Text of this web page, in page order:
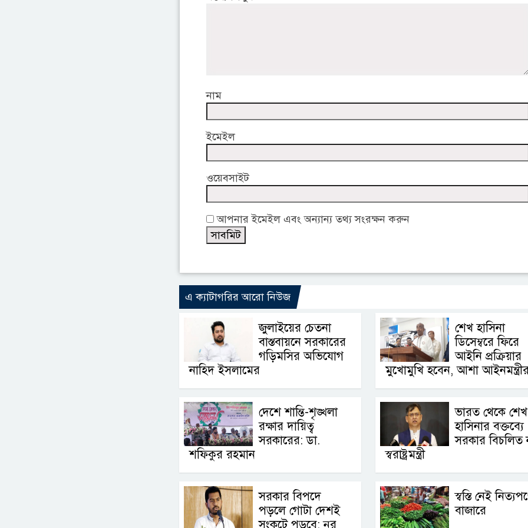
নাম
ইমেইল
ওয়েবসাইট
আপনার ইমেইল এবং অন্যান্য তথ্য সংরক্ষন করুন
এ ক্যাটাগরির আরো নিউজ
জুলাইয়ের চেতনা
বাস্তবায়নে সরকারের
গড়িমসির অভিযোগ
নাহিদ ইসলামের
শেখ হাসিনা
ডিসেম্বরে ফিরে
আইনি প্রক্রিয়ার
মুখোমুখি হবেন, আশা
দেশে শান্তি-শৃঙ্খলা
রক্ষার দায়িত্ব
সরকারের: ডা.
শফিকুর রহমান
ভারত থেকে শেখ
হাসিনার বক্তব্যে
সরকার বিচলিত
স্বরাষ্ট্রমন্ত্রী
সরকার বিপদে
পড়লে গোটা দেশই
সংকটে পড়বে: নুর
স্বস্তি নেই
বাজারে